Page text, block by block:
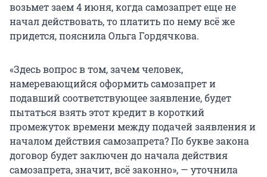
возьмет заем 4 июня, когда самозапрет еще не
начал действовать, то платить по нему всё же
придется, пояснила Ольга Гордячкова.
«Здесь вопрос в том, зачем человек,
намеревающийся оформить самозапрет и
подавший соответствующее заявление, будет
пытаться взять этот кредит в короткий
промежуток времени между подачей заявления и
началом действия самозапрета? По букве закона
договор будет заключен до начала действия
самозапрета, значит, всё законно», — уточнила